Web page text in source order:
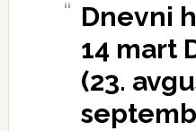
Dnevni
14 mart
(23.